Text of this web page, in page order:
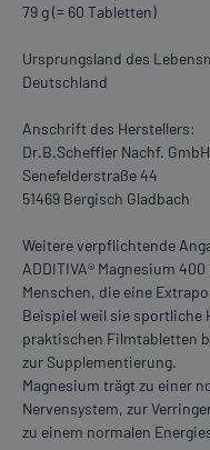
79 g (= 60 Tabletten)
Ursprungsland des
Deutschland
Anschrift des Herstellers:
Dr.B.Scheffler Nachf.
Senefelderstraße 44
51469 Bergisch Gladbach
Weitere verpflichtende
ADDITIVA® Magnesium
Menschen, die eine
Beispiel weil sie sportliche
praktischen Filmtabletten
zur Supplementierung.
Magnesium trägt zu einer
Nervensystem, zur
zu einem normalen